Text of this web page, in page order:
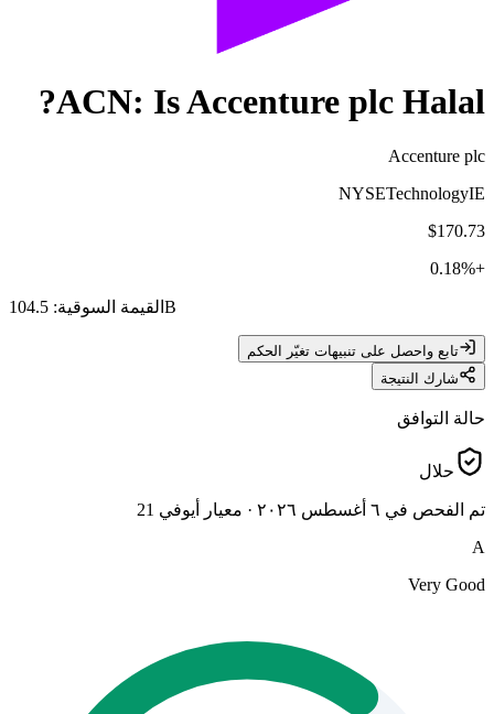
ACN: IsAccenture plc Halal?
Accenture plc
NYSETechnologyIE
$170.73
+
0.18%
القيمة السوقية: 104.5B
تابع واحصل على تنبيهات تغيّر الحكم
شارك النتيجة
حالة التوافق
حلال
تم الفحص في ٦ أغسطس ٢٠٢٦ · معيار أيوفي 21
A
Very Good